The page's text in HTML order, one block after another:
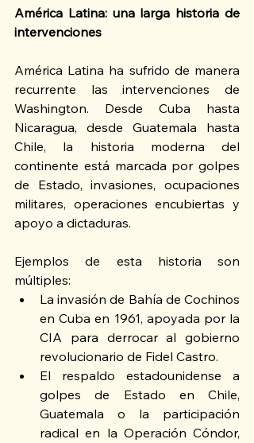
América Latina: una larga historia de
intervenciones
América Latina ha sufrido de manera
recurrente las intervenciones de
Washington. Desde Cuba hasta
Nicaragua, desde Guatemala hasta
Chile, la historia moderna del
continente está marcada por golpes
de Estado, invasiones, ocupaciones
militares, operaciones encubiertas y
apoyo a dictaduras.
Ejemplos de esta historia son
múltiples:
La invasión de Bahía de Cochinos
en Cuba en 1961, apoyada por la
CIA para derrocar al gobierno
revolucionario de Fidel Castro.
El respaldo estadounidense a
golpes de Estado en Chile,
Guatemala o la participación
radical en la Operación Cóndor,